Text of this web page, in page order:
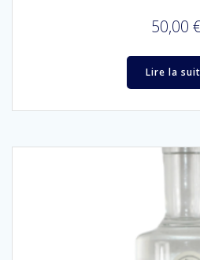
50,00 €
Lire la